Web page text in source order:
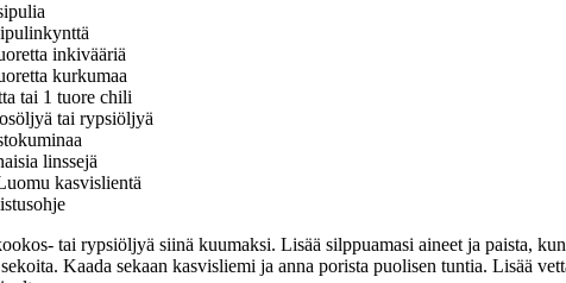
inkivääriä
kurkumaa
tai 1 tuore chili
tai rypsiöljyä
linssejä
kasvislientä
tai rypsiöljyä siinä kuumaksi. Lisää silppuamasi aineet ja paista,
Kaada sekaan kasvisliemi ja anna porista puolisen tuntia. Lisää